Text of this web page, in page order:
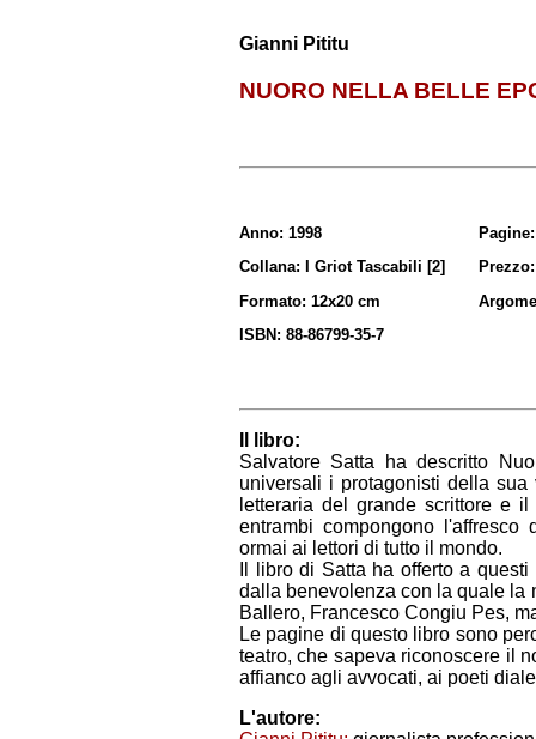
Gianni Pititu
NUORO NELLA BELLE
Anno: 1998
Collana: I Griot Tascabili [2]
Formato: 12x20 cm
ISBN: 88-86799-35-7
Il libro:
Salvatore Satta ha descritto
universali i protagonisti della
letteraria del grande scrittore e
entrambi compongono
ormai ai lettori di tutto il mondo.
Il libro di Satta ha offerto a
dalla benevolenza con la quale la
Ballero, Francesco Congiu Pes,
Le pagine di questo libro sono
teatro, che sapeva riconoscere il
affianco agli avvocati, ai poeti
L'autore: